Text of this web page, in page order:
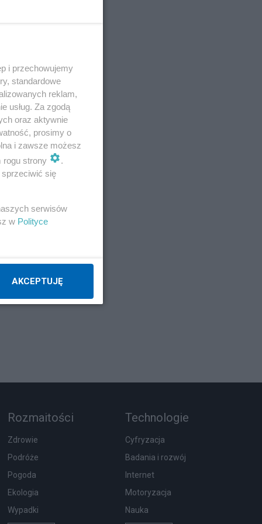
Rozmaitości
Zdrowie
Podróże
Pogoda
Ekologia
Wypadki
Technologie
Cyfryzacja
Badania i rozwój
Internet
Motoryzacja
Nauka
i przechowujemy
standardowe
reklam,
usług. Za zgodą
oraz aktywnie
prosimy o
i zawsze możesz
rogu strony
.
się
serwisów
w Polityce
AKCEPTUJĘ